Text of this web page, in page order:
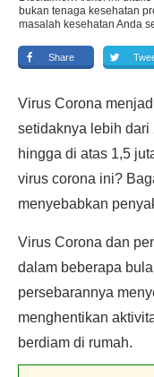
bukan tenaga kesehatan
masalah kesehatan Anda
Share
Virus Corona
setidaknya lebih
hingga di atas 1,5
virus corona ini?
menyebabkan
Virus Corona dan
dalam beberapa
persebarannya
menghentikan
berdiam di rumah.